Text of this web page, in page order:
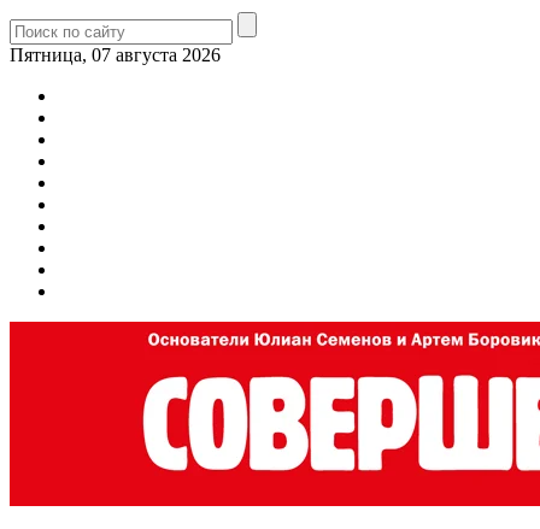
Пятница, 07 августа 2026